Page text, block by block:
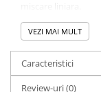
Conectori, mufe si blocuri
terminale
Componente
Rezistente si
Specificatii
Tip filet: T8
Diametru
VEZI MAI MULT
Caracteristici
Review-uri(0)